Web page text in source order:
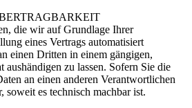
die wir auf Grundlage Ihrer
eines Vertrags automatisiert
einen Dritten in einem gängigen,
aushändigen zu lassen. Sofern Sie die
an einen anderen Verantwortlichen
soweit es technisch machbar ist.